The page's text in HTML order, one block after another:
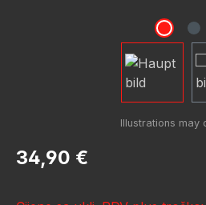
Redovna cijena:
34,90 €